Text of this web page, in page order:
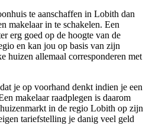
te aanschaffen in Lobith dan
makelaar in te schakelen. Een
erg goed op de hoogte van de
en kan jou op basis van zijn
huizen allemaal corresponderen met
je op voorhand denkt indien je een
makelaar raadplegen is daarom
in de regio Lobith op zijn
tariefstelling je danig veel geld